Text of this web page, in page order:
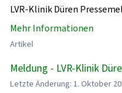
LVR-Klinik Düren
Mehr Informationen
Artikel
Meldung - LVR-Klinik
Letzte Änderung: 1. Oktober